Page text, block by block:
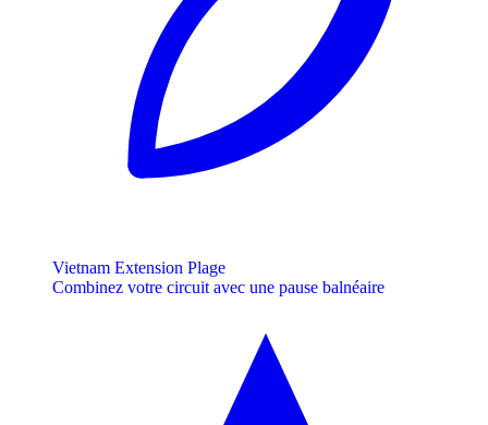
Vietnam Extension Plage
Combinez votre circuit avec une pause balnéaire